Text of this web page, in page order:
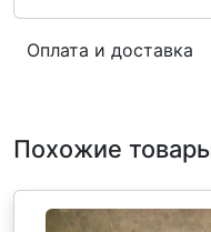
Оплата и доставка
Похожие